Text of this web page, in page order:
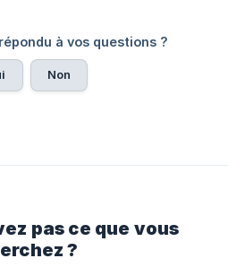
à vos questions ?
Non
pas ce que vous
?